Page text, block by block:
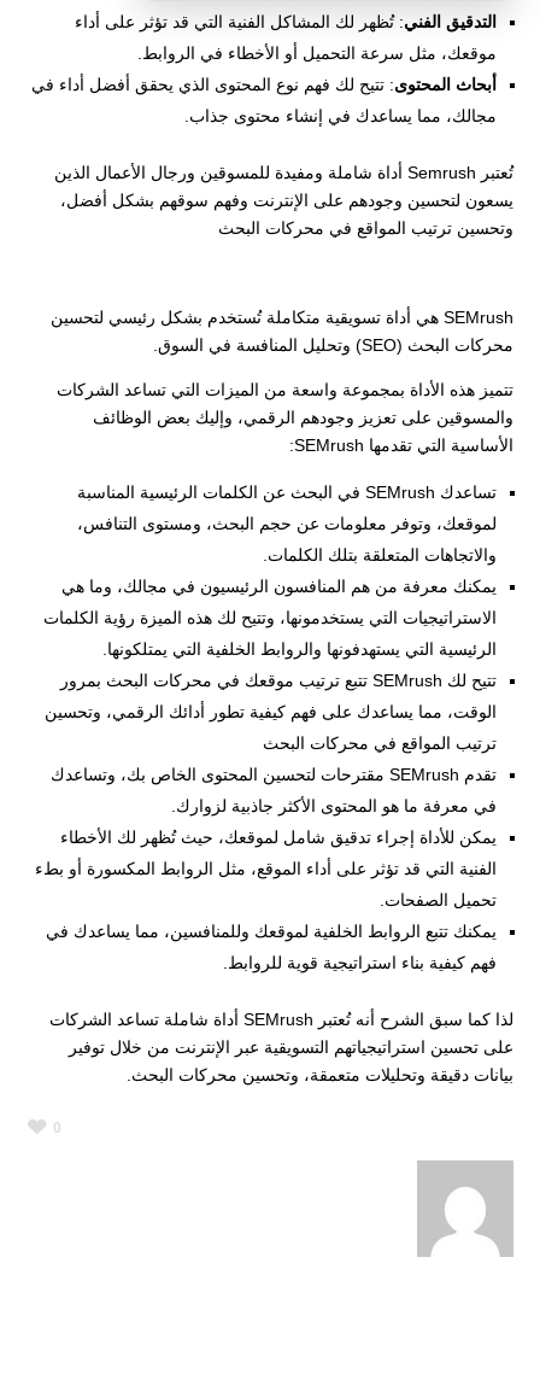
التدقيق الفني: تُظهر لك المشاكل الفنية التي قد تؤثر على أداء
موقعك، مثل سرعة التحميل أو الأخطاء في الروابط.
أبحاث المحتوى: تتيح لك فهم نوع المحتوى الذي يحقق أفضل أداء في
مجالك، مما يساعدك في إنشاء محتوى جذاب.
تُعتبر Semrush أداة شاملة ومفيدة للمسوقين ورجال الأعمال الذين
يسعون لتحسين وجودهم على الإنترنت وفهم سوقهم بشكل أفضل،
وتحسين ترتيب المواقع في محركات البحث
SEMrush هي أداة تسويقية متكاملة تُستخدم بشكل رئيسي لتحسين
محركات البحث (SEO) وتحليل المنافسة في السوق.
تتميز هذه الأداة بمجموعة واسعة من الميزات التي تساعد الشركات
والمسوقين على تعزيز وجودهم الرقمي، وإليك بعض الوظائف
الأساسية التي تقدمها SEMrush:
تساعدك SEMrush في البحث عن الكلمات الرئيسية المناسبة
لموقعك، وتوفر معلومات عن حجم البحث، ومستوى التنافس،
والاتجاهات المتعلقة بتلك الكلمات.
يمكنك معرفة من هم المنافسون الرئيسيون في مجالك، وما هي
الاستراتيجيات التي يستخدمونها، وتتيح لك هذه الميزة رؤية الكلمات
الرئيسية التي يستهدفونها والروابط الخلفية التي يمتلكونها.
تتيح لك SEMrush تتبع ترتيب موقعك في محركات البحث بمرور
الوقت، مما يساعدك على فهم كيفية تطور أدائك الرقمي، وتحسين
ترتيب المواقع في محركات البحث
تقدم SEMrush مقترحات لتحسين المحتوى الخاص بك، وتساعدك
في معرفة ما هو المحتوى الأكثر جاذبية لزوارك.
يمكن للأداة إجراء تدقيق شامل لموقعك، حيث تُظهر لك الأخطاء
الفنية التي قد تؤثر على أداء الموقع، مثل الروابط المكسورة أو بطء
تحميل الصفحات.
يمكنك تتبع الروابط الخلفية لموقعك وللمنافسين، مما يساعدك في
فهم كيفية بناء استراتيجية قوية للروابط.
لذا كما سبق الشرح أنه تُعتبر SEMrush أداة شاملة تساعد الشركات
على تحسين استراتيجياتهم التسويقية عبر الإنترنت من خلال توفير
بيانات دقيقة وتحليلات متعمقة، وتحسين محركات البحث.
0